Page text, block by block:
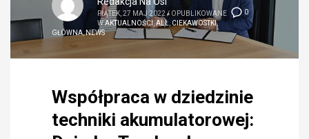
0
PIĄTEK, 27 MAJ 2022/ OPUBLIKOWANE
WAKTUALNOŚCI,ALL, CIEKAWOSTKI,
GŁÓWNA,NEWS
Współpraca w dziedzinie
techniki akumulatorowej: